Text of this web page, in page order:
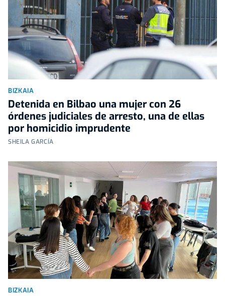
BIZKAIA
Detenida en Bilbao una mujer con 26
órdenes judiciales de arresto, una de ellas
por homicidio imprudente
SHEILA GARCÍA
BIZKAIA